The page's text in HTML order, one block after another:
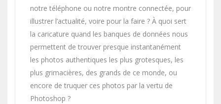
notre téléphone ou notre montre connectée, pour
illustrer l’actualité, voire pour la faire ? À quoi sert
la caricature quand les banques de données nous
permettent de trouver presque instantanément
les photos authentiques les plus grotesques, les
plus grimacières, des grands de ce monde, ou
encore de truquer ces photos par la vertu de
Photoshop ?